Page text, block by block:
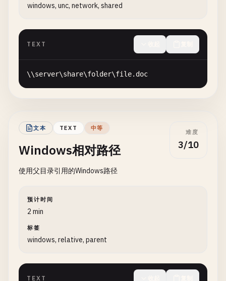
windows, unc, network, shared
TEXT
\\server\share\folder\file. doc
文本 TEXT 中等
Windows相对路径
使用父目录引用的Windows路径
难度
3/10
预计时间
2 min
标签
windows, relative, parent
TEXT